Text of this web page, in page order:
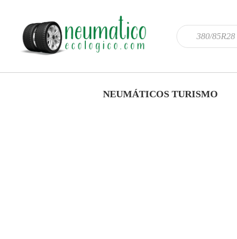
NEUMÁTICOS TURISMO